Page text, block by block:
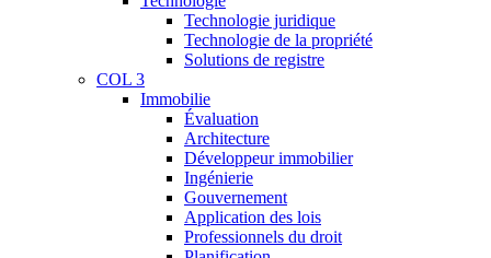
Technologie juridique
Technologie de la propriété
Solutions de registre
COL 3
Immobilie
Évaluation
Architecture
Développeur immobilier
Ingénierie
Gouvernement
Application des lois
Professionnels du droit